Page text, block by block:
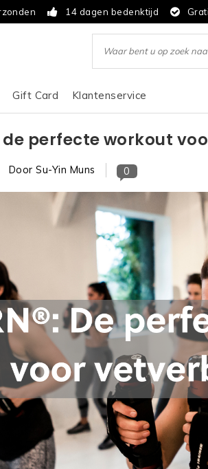
14 dagen bedenktijd
Gift Card Klantenservice
de perfecte workout
Door Su-Yin Muns 0